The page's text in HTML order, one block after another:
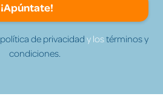
¡Apúntate!
política de privacidad y lostérminos y
condiciones.